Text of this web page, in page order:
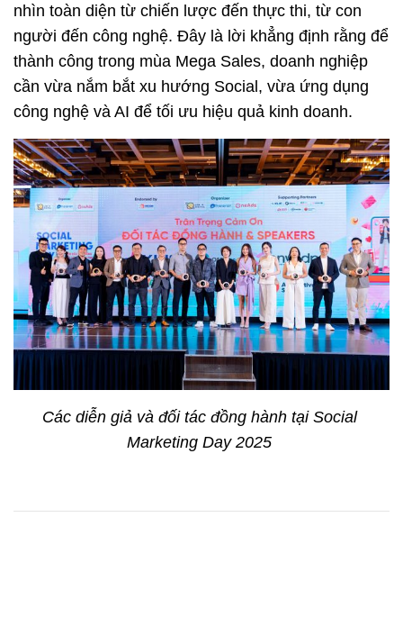
nhìn toàn diện từ chiến lược đến thực thi, từ con
người đến công nghệ. Đây là lời khẳng định rằng để
thành công trong mùa Mega Sales, doanh nghiệp
cần vừa nắm bắt xu hướng Social, vừa ứng dụng
công nghệ và AI để tối ưu hiệu quả kinh doanh.
Các diễn giả và đối tác đồng hành tại Social
Marketing Day 2025